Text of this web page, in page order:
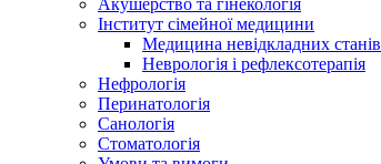
Акушерство та гінекологія
Інститут сімейної медицини
Медицина невідкладних станів
Неврологія і рефлексотерапія
Нефрологія
Перинатологія
Санологія
Стоматологія